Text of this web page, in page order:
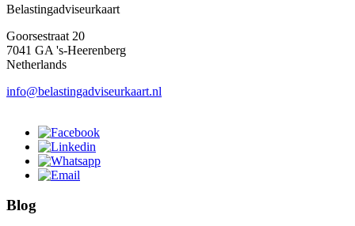
Belastingadviseurkaart
Goorsestraat 20
7041 GA 's-Heerenberg
Netherlands
info@belastingadviseurkaart.nl
Blog